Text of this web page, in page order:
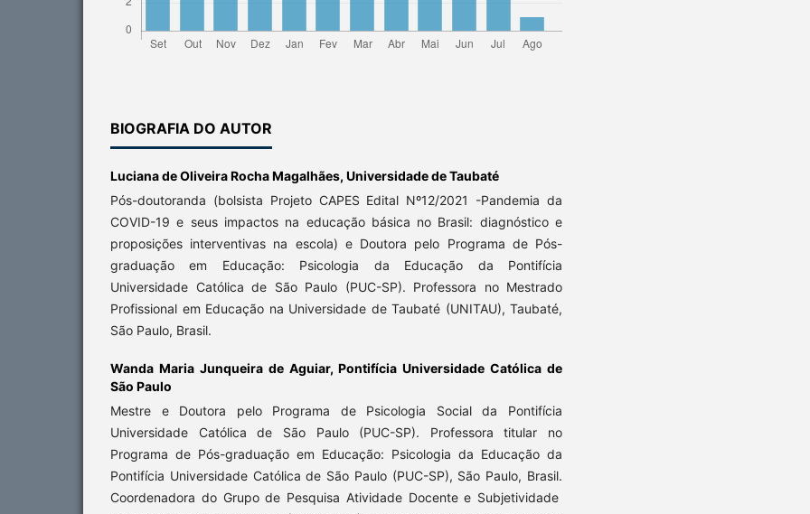
BIOGRAFIA DO AUTOR
Luciana de Oliveira Rocha Magalhães, Universidade de Taubaté
Pós-doutoranda (bolsista Projeto CAPES Edital Nº12/2021 -Pandemia da
COVID-19 e seus impactos na educação básica no Brasil: diagnóstico e
proposições interventivas na escola) e Doutora pelo Programa de Pós-
graduação em Educação: Psicologia da Educação da Pontifícia
Universidade Católica de São Paulo (PUC-SP). Professora no Mestrado
Profissional em Educação na Universidade de Taubaté (UNITAU), Taubaté,
São Paulo, Brasil.
Wanda Maria Junqueira de Aguiar,Pontifícia Universidade Católica de
São Paulo
Mestre e Doutora pelo Programa de Psicologia Social da Pontifícia
Universidade Católica de São Paulo (PUC-SP). Professora titular no
Programa de Pós-graduação em Educação: Psicologia da Educação da
Pontifícia Universidade Católica de São Paulo (PUC-SP), São Paulo, Brasil.
Coordenadora do Grupo de Pesquisa Atividade Docente e Subjetividade